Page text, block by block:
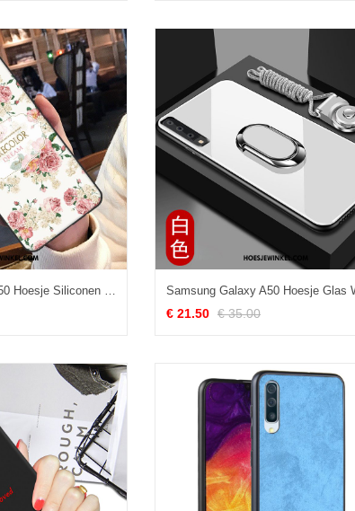
Samsung Galaxy A50 Hoesje Siliconen Hoes Zacht, Samsung Galaxy A50 Hoesje Ster Hanger
€ 21.50 € 35.00